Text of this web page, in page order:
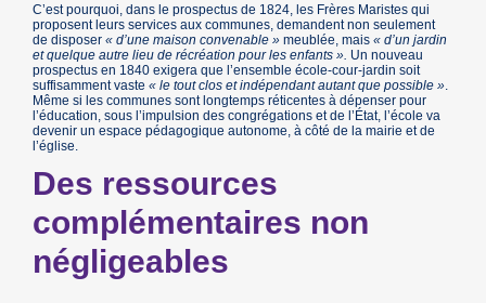
C’est pourquoi, dans le prospectus de 1824, les Frères Maristes qui
proposent leurs services aux communes, demandent non seulement
de disposer« d’une maison convenable » meublée, mais« d’un jardin
et quelque autre lieu de récréation pour les enfants ». Un nouveau
prospectus en 1840 exigera que l’ensemble école-cour-jardin soit
suffisamment vaste« le tout clos et indépendant autant que possible »
Même si les communes sont longtemps réticentes à dépenser pour
l’éducation, sous l’impulsion des congrégations et de l’État, l’école va
devenir un espace pédagogique autonome, à côté de la mairie et de
l’église.
Des ressources
complémentaires non
négligeables